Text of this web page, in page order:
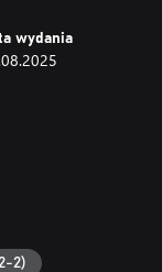
wydania
2)